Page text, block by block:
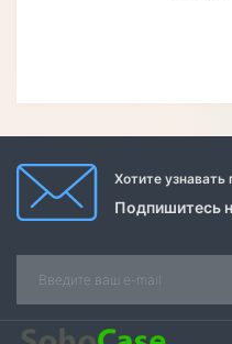
Хотите
Подпишитесь